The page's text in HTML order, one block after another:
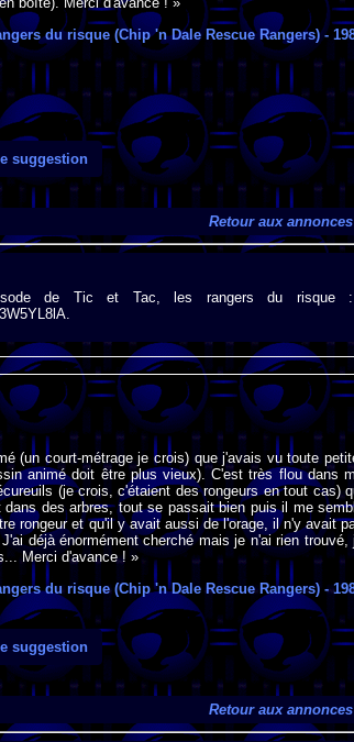
du risque (Chip 'n Dale Rescue Rangers)-
suggestion
Retour aux annonces
de Tic et Tac, les rangers du risque :
(un court-métrage je crois) que j'avais vu toute
animé doit être plus vieux). C'est très flou dans
(je crois, c'étaient des rongeurs en tout cas)
des arbres, tout se passait bien puis il me
rongeur et qu'il y avait aussi de l'orage, il n'y avait
déjà énormément cherché mais je n'ai rien trouvé,
Merci d'avance ! »
du risque (Chip 'n Dale Rescue Rangers)-
suggestion
Retour aux annonces